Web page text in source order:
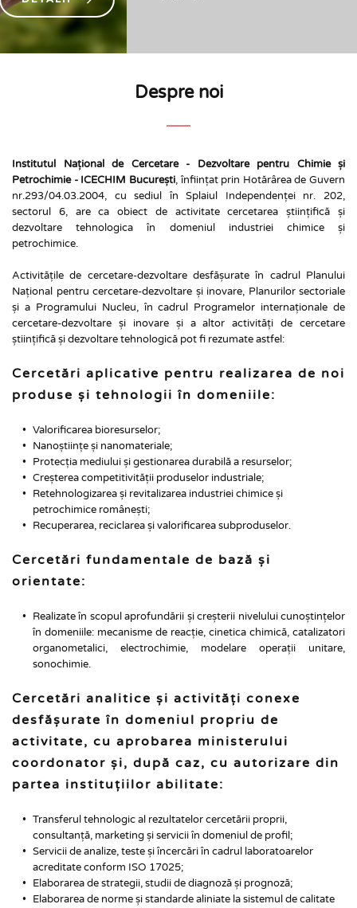
Despre noi
Institutul Național de Cercetare - Dezvoltare pentru Chimie și
Petrochimie - ICECHIM București, înființat prin Hotărârea de Guvern
nr.293/04.03.2004, cu sediul în Splaiul Independenței nr. 202,
sectorul 6, are ca obiect de activitate cercetarea științifică și
dezvoltare tehnologica în domeniul industriei chimice și
petrochimice.
Activitățile de cercetare-dezvoltare desfășurate în cadrul Planului
Național pentru cercetare-dezvoltare și inovare, Planurilor sectoriale
și a Programului Nucleu, în cadrul Programelor internaționale de
cercetare-dezvoltare și inovare și a altor activități de cercetare
științifică și dezvoltare tehnologică pot fi rezumate astfel:
Cercetări aplicative pentru realizarea de noi
produse și tehnologii în domeniile:
Valorificarea bioresurselor;
Nanoștiințe și nanomateriale;
Protecția mediului și gestionarea durabilă a resurselor;
Creșterea competitivității produselor industriale;
Retehnologizarea și revitalizarea industriei chimice și
petrochimice românești;
Recuperarea, reciclarea și valorificarea subproduselor.
Cercetări fundamentale de bază și
orientate:
Realizate în scopul aprofundării și creșterii nivelului cunoștințelor
în domeniile: mecanisme de reacție, cinetica chimică, catalizatori
organometalici, electrochimie, modelare operații unitare,
sonochimie.
Cercetări analitice și activități conexe
desfășurate în domeniul propriu de
activitate, cu aprobarea ministerului
coordonator și, după caz, cu autorizare din
partea instituțiilor abilitate:
Transferul tehnologic al rezultatelor cercetării proprii,
consultanță, marketing și servicii în domeniul de profil;
Servicii de analize, teste și încercări în cadrul laboratoarelor
acreditate conform ISO 17025;
Elaborarea de strategii, studii de diagnoză și prognoză;
Elaborarea de norme și standarde aliniate la sistemul de calitate